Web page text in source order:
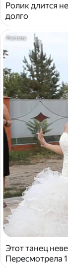
Ролик длится
долго
Этот танец
Пересмотрела